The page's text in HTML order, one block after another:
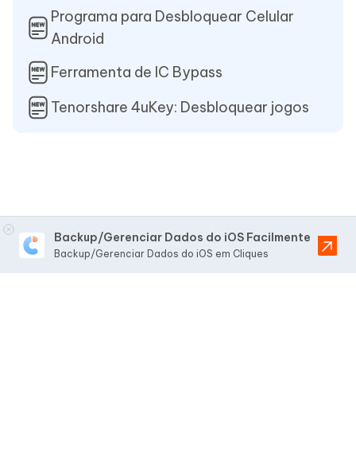
Programa para Desbloquear Celular
Android
Ferramenta de IC Bypass
Tenorshare 4uKey: Desbloquear jogos
Backup/Gerenciar Dados do iOS Facilmente
Backup/Gerenciar Dados do iOS em Cliques